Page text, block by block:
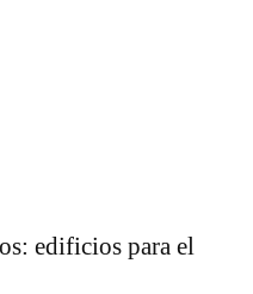
edificios para el